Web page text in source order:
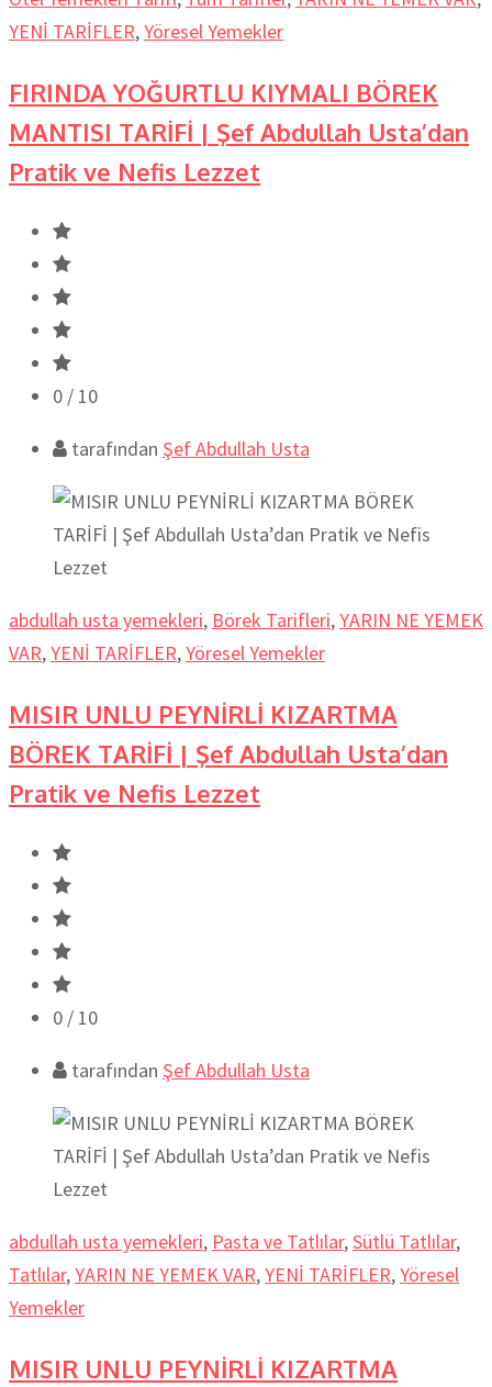
YENİ TARİFLER,Yöresel Yemekler
FIRINDA YOĞURTLU KIYMALI BÖREK
MANTISI TARİFİ | Şef Abdullah Usta’dan
Pratik ve Nefis Lezzet
0 / 10
tarafından Şef Abdullah Usta
abdullah usta yemekleri, Börek Tarifleri,YARIN NE YEMEK
VAR,YENİ TARİFLER,Yöresel Yemekler
MISIR UNLU PEYNİRLİ KIZARTMA
BÖREK TARİFİ | Şef Abdullah Usta’dan
Pratik ve Nefis Lezzet
0 / 10
tarafından Şef Abdullah Usta
abdullah usta yemekleri, Pasta ve Tatlılar,Sütlü Tatlılar,
Tatlılar,YARIN NE YEMEK VAR,YENİ TARİFLER,Yöresel
Yemekler
MISIR UNLU PEYNİRLİ KIZARTMA